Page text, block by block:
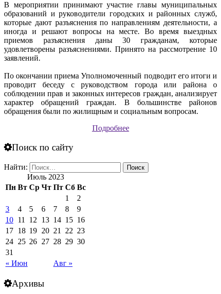
В мероприятии принимают участие главы муниципальных
образований и руководители городских и районных служб,
которые дают разъяснения по направлениям деятельности, а
иногда и решают вопросы на месте. Во время выездных
приемов разъяснения даны 30 гражданам, которые
удовлетворены разъяснениями. Принято на рассмотрение 10
заявлений.
По окончании приема Уполномоченный подводит его итоги и
проводит беседу с руководством города или района о
соблюдении прав и законных интересов граждан, анализирует
характер обращений граждан. В большинстве районов
обращения были по жилищным и социальным вопросам.
Подробнее
Поиск по сайту
Найти:
Июль 2023
Пн Вт Ср Чт Пт Сб Вс
« Июн Авг »
1
2
3
4 5 6 7 8
9
10 11 12 13 14 15 16
17 18 19 20 21 22 23
24 25 26 27 28 29 30
31
Архивы